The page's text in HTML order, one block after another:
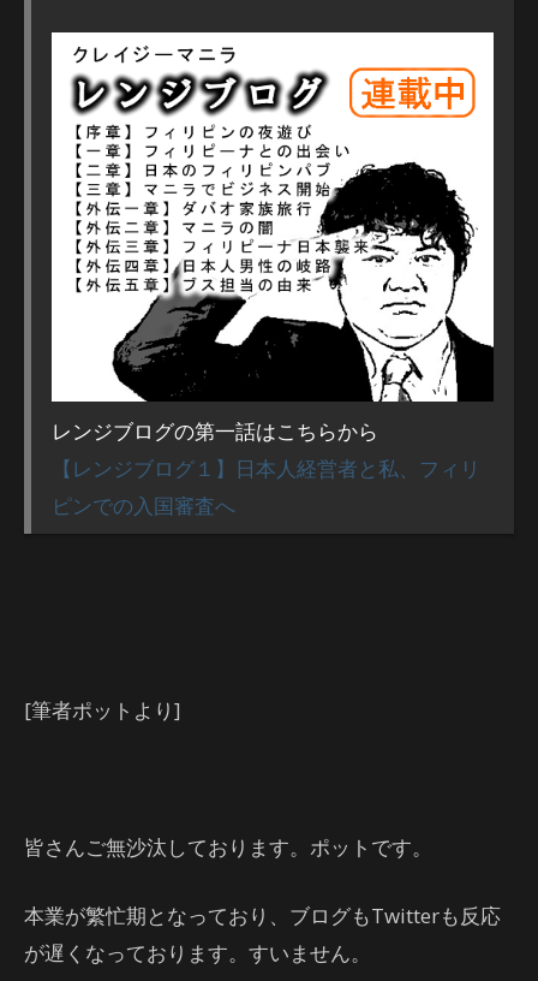
レンジブログの第一話はこちらから
【レンジブログ１】日本人経営者と私、フィリ
ピンでの入国審査へ
[筆者ポットより]
皆さんご無沙汰しております。ポットです。
本業が繁忙期となっており、ブログもTwitterも反応
が遅くなっております。すいません。